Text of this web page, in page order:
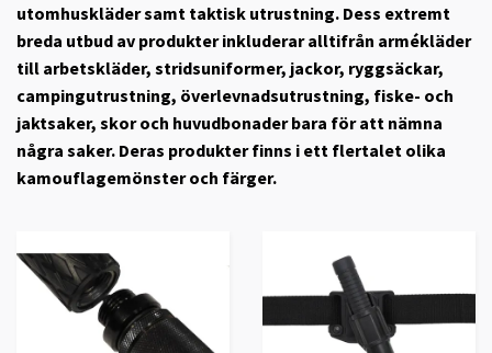
utomhuskläder samt taktisk utrustning. Dess extremt
breda utbud av produkter inkluderar alltifrån armékläder
till arbetskläder, stridsuniformer, jackor, ryggsäckar,
campingutrustning, överlevnadsutrustning, fiske- och
jaktsaker, skor och huvudbonader bara för att nämna
några saker. Deras produkter finns i ett flertalet olika
kamouflagemönster och färger.